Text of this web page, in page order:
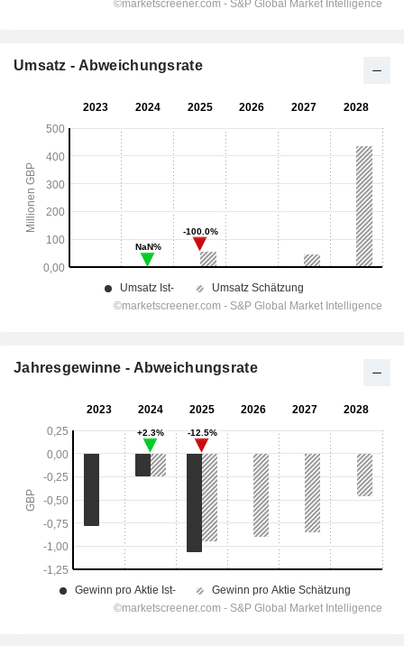
Umsatz - Abweichungsrate
Jahresgewinne - Abweichungsrate